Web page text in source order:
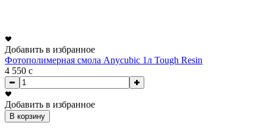
Добавить в избранное
Фотополимерная смола Anycubic 1л Tough Resin
4 550 c
Добавить в избранное
В корзину